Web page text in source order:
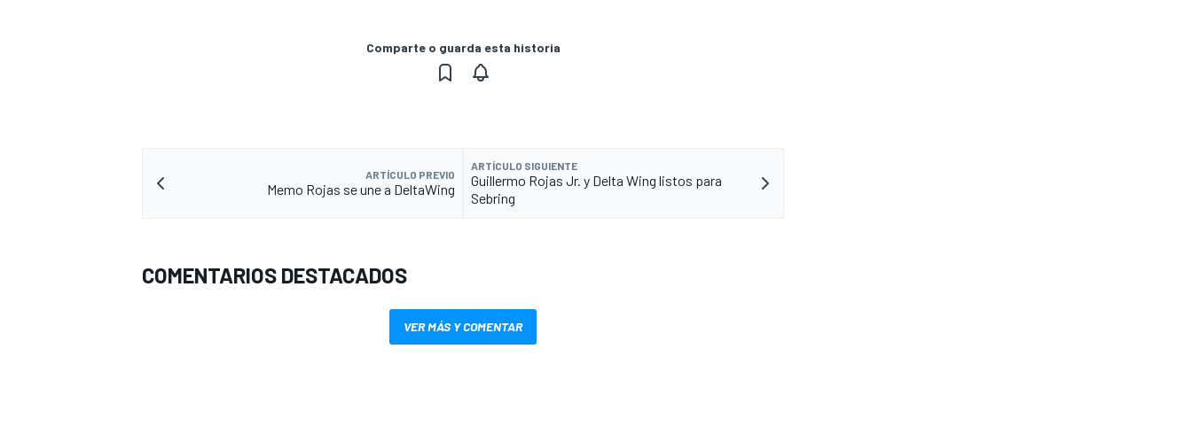
Comparte o guarda esta historia
ARTÍCULO PREVIO
Memo Rojas se une a DeltaWing
ARTÍCULO SIGUIENTE
Guillermo Rojas Jr. y Delta Wing listos para
Sebring
COMENTARIOS DESTACADOS
VER MÁS Y COMENTAR